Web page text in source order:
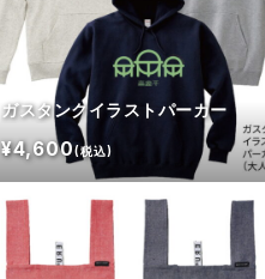
ガスタンクイラストパーカー
¥4,600(税込)